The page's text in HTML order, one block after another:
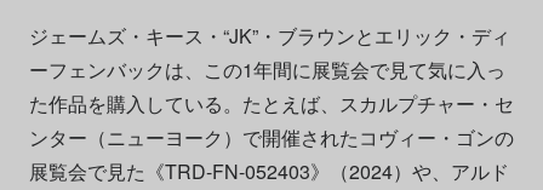
ジェームズ・キース・“JK”・ブラウンとエリック・ディ
ーフェンバックは、この1年間に展覧会で見て気に入っ
た作品を購入している。たとえば、スカルプチャー・セ
ンター（ニューヨーク）で開催されたコヴィー・ゴンの
展覧会で見た《TRD-FN-052403》（2024）や、アルド